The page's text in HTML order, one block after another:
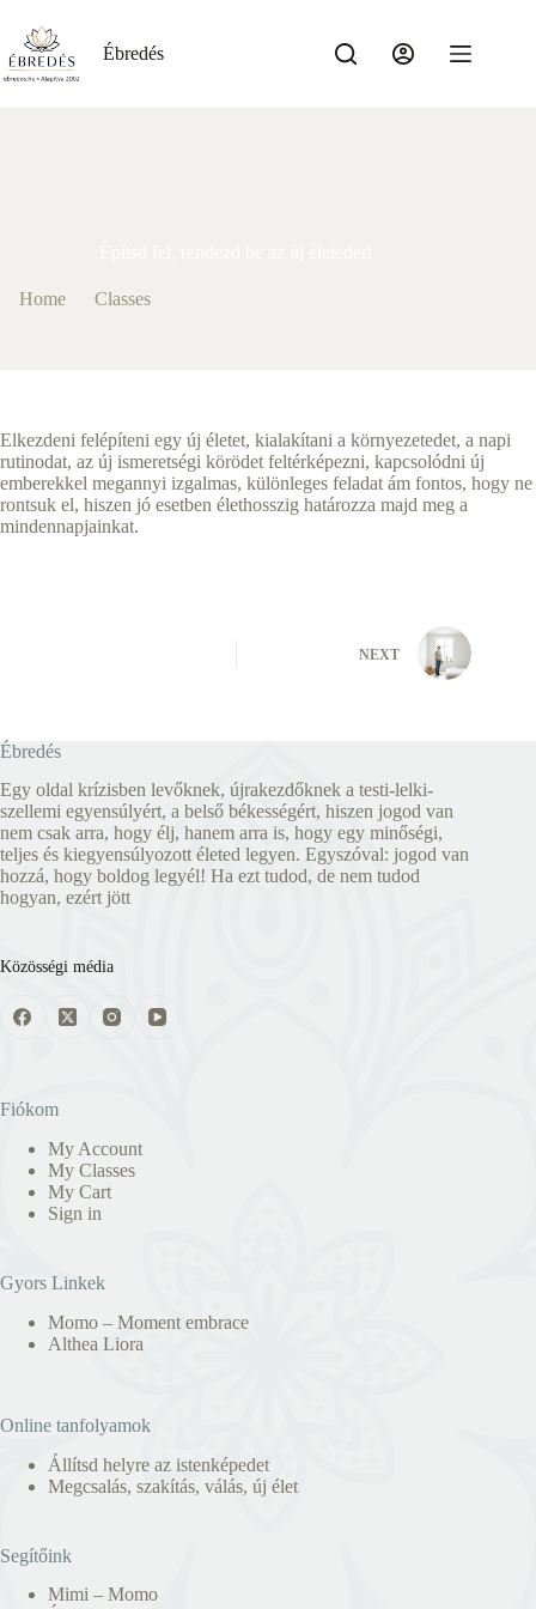
content
Ébredés
Home Classes
Elkezdeni felépíteni egy új életet, kialakítani a környezetedet, a napi
rutinodat, az új ismeretségi körödet feltérképezni, kapcsolódni új
emberekkel megannyi izgalmas, különleges feladat ám fontos, hogy ne
rontsuk el, hiszen jó esetben élethosszig határozza majd meg a
mindennapjainkat.
NEXT
Ébredés
Egy oldal krízisben levőknek, újrakezdőknek a testi-lelki-
szellemi egyensúlyért, a belső békességért, hiszen jogod van
nem csak arra, hogy élj, hanem arra is, hogy egy minőségi,
teljes és kiegyensúlyozott életed legyen. Egyszóval: jogod van
hozzá, hogy boldog legyél! Ha ezt tudod, de nem tudod
hogyan, ezért jött
Közösségi média
Fiókom
My Account
My Classes
My Cart
Sign in
Gyors Linkek
Momo – Moment embrace
Althea Liora
Online tanfolyamok
Állítsd helyre az istenképedet
Megcsalás, szakítás, válás, új élet
Segítőink
Mimi – Momo